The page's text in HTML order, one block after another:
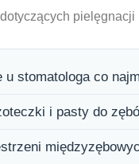
u stomatologa co
i pasty do